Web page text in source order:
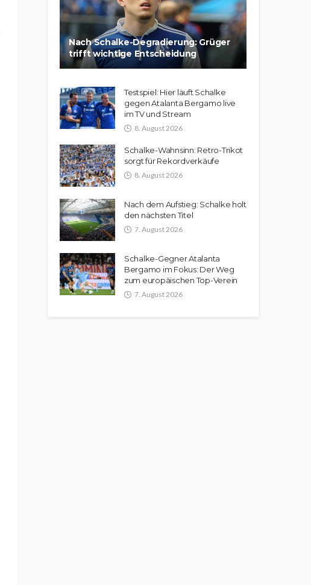
Nach Schalke-Degradierung: Grüger
trifft wichtige Entscheidung
Testspiel: Hier läuft Schalke
gegen Atalanta Bergamo live
im TV und Stream
8. August 2026
Schalke-Wahnsinn: Retro-Trikot
sorgt für Rekordverkäufe
8. August 2026
Nach dem Aufstieg: Schalke holt
den nächsten Titel
7. August 2026
Schalke-Gegner Atalanta
Bergamo im Fokus: Der Weg
zum europäischen Top-Verein
7. August 2026